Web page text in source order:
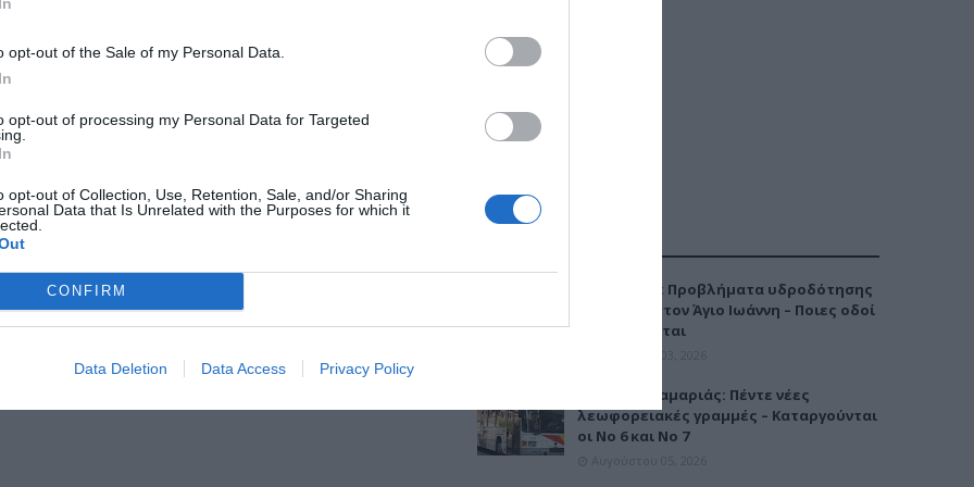
opt-out of the Sale of my Personal Data.
opt-out of processing my Personal Data for Targeted
opt-out of Collection, Use, Retention, Sale, and/or Sharing
Data that Is Unrelated with the Purposes for which it
CONFIRM
Data Deletion Data Access Privacy Policy
Φροντίδα Υγείας σε 3 Κέντρα Υγείας
πλαίσιο της Παγκόσμιας Ημέρας ΧΑΠ,
Υγείας σε 3 επιλεγμένα Κέντρα Υγείας της
ΚΥ Αβδήρων, 25/11 – ΚΥ Κόνιτσας), όχι μόνο
αλλά κυρίως για να επισημάνει τον
για τον «σιωπηλό δολοφόνο» που
αναπνευστικών νοσημάτων, η οποία
τη λειτουργική ικανότητα, μέσω της
νέων περιπτώσεων ΧΑΠ ή/και στην
των περιπτώσεων εκείνων που είναι σε
Καλαμαριά: Προβλήματα υδροδότησης
την Τρίτη στον Άγιο Ιωάννη – Ποιες οδοί
επηρεάζονται
Μετρό Καλαμαριάς: Πέντε νέες
λεωφορειακές γραμμές – Καταργούνται
οι Νο 6 και Νο 7